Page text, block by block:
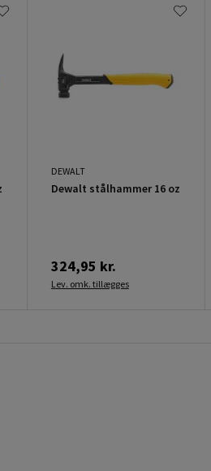
DEWALT
Dewalt stålhammer 16 oz
324,95 kr.
Lev. omk. tillægges